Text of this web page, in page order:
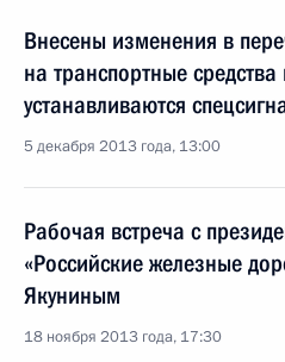
Внесены изменения в
на транспортные средства
устанавливаются
5 декабря 2013 года, 13:00
Рабочая встреча с
«Российские железные
Якуниным
18 ноября 2013 года, 17:30